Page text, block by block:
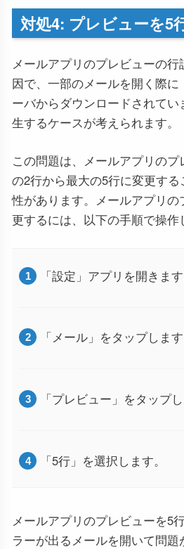
対処4: プレビューを5
メールアプリのプレビューの
因で、一部のメールを開く際
ーバからダウンロードされて
生するケースが考えられます。
この問題は、メールアプリのプ
の2行から最大の5行に変更す
性があります。メールアプリ
更するには、以下の手順で操作
「設定」アプリを開きます
「メール」をタップします
「プレビュー」をタップし
「5行」を選択します。
メールアプリのプレビューを5
ラーが出るメールを開いて問